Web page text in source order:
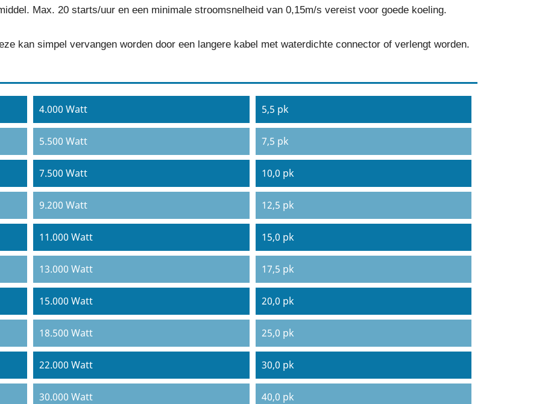
Max. 20 starts/uur en een minimale stroomsnelheid van 0,15m/s vereist voor goede koeling.
kan simpel vervangen worden door een langere kabel met waterdichte connector of verlengt worden.
4.000 Watt 5,5 pk
5.500 Watt 7,5 pk
7.500 Watt 10,0 pk
9.200 Watt 12,5 pk
11.000 Watt 15,0 pk
13.000 Watt 17,5 pk
15.000 Watt 20,0 pk
18.500 Watt 25,0 pk
22.000 Watt 30,0 pk
30.000 Watt 40,0 pk